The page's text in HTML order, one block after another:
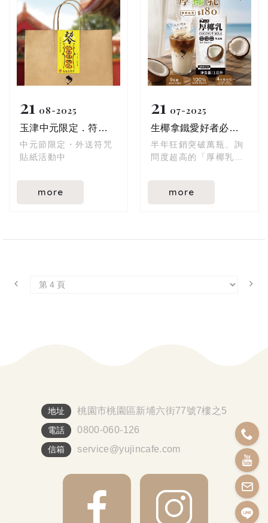
21 08 2025
玉津中元限定．符咒貼紙
中元節限定・外送符咒
貼紙活動中
more
21 07 2025
生椰拿鐵愛好者必試！玉津厚椰乳．熱銷好評
半年狂銷突破萬瓶、詢
問度超高的「厚椰乳」
評，生椰拿鐵指定用
more
地址 桃園市桃園區新埔六街77號7樓之5
電話 0800-060-126
信箱 service@yujincafe.com